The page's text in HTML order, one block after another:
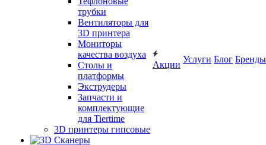
трубки
Вентиляторы для
3D принтера
Мониторы
качества воздуха
Столы и
платформы
Экструдеры
Запчасти и
комплектующие
для Tiertime
3D принтеры гипсовые
Акции
Услуги Блог Бренды